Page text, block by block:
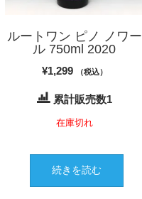
ルートワン ピノ ノワー
ル 750ml 2020
¥1,299 （税込）
累計販売数1
在庫切れ
続きを読む